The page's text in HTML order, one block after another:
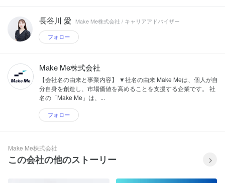
長谷川 愛 Make Me株式会社 / キャリアアドバイザー
フォロー
Make Me株式会社
【会社名の由来と事業内容】 ▼社名の由来 Make Meは、個人が自
分自身を創造し、市場価値を高めることを支援する企業です。 社
名の「Make Me」は、...
フォロー
Make Me株式会社
この会社の他のストーリー